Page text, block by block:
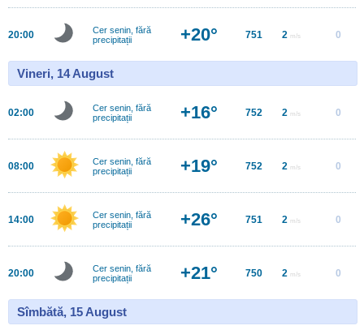
20:00
Cer senin, fără
precipitații
+20° 751 2 m/s 0
Vineri, 14 August
02:00
Cer senin, fără
precipitații
+16° 752 2 m/s 0
08:00
Cer senin, fără
precipitații
+19° 752 2 m/s 0
14:00
Cer senin, fără
precipitații
+26° 751 2 m/s 0
20:00
Cer senin, fără
precipitații
+21° 750 2 m/s 0
Sîmbătă, 15 August